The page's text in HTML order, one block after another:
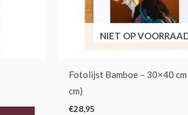
NIET OP
Fotolijst Bamboe – 30×40
cm)
€28,95